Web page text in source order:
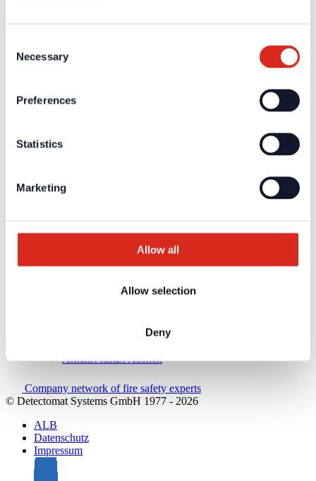
Selection
Necessary
Preferences
Statistics
Marketing
Allow all
Allow selection
Deny
Aktuelles
Karriere
Brandmeldetechnik BWA/BMA
Service
Überblick
Training/Seminare
Kundenzufriedenheit
Kundenservice & Hotline
Anfahrt simax Aachen
Company network of fire safety experts
© Detectomat Systems GmbH 1977 - 2026
ALB
Datenschutz
Impressum